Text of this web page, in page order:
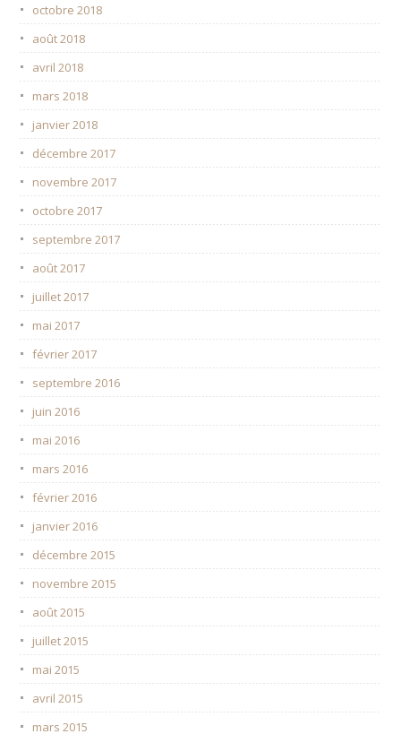
octobre 2018
août 2018
avril 2018
mars 2018
janvier 2018
décembre 2017
novembre 2017
octobre 2017
septembre 2017
août 2017
juillet 2017
mai 2017
février 2017
septembre 2016
juin 2016
mai 2016
mars 2016
février 2016
janvier 2016
décembre 2015
novembre 2015
août 2015
juillet 2015
mai 2015
avril 2015
mars 2015